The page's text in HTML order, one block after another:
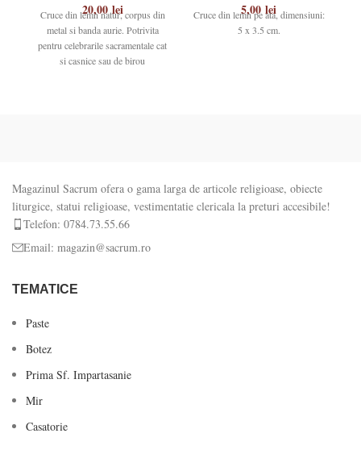
20,00lei
Cruce din lemn natur, corpus din
metal si banda aurie. Potrivita
pentru celebrarile sacramentale cat
si casnice sau de birou
5,00lei
Cruce din lemn pe ata, dimensiuni:
5 x 3.5 cm.
Magazinul Sacrum ofera o gama larga de articole religioase, obiecte
liturgice, statui religioase, vestimentatie clericala la preturi accesibile!
Telefon: 0784.73.55.66
Email: magazin@sacrum.ro
TEMATICE
Paste
Botez
Prima Sf. Impartasanie
Mir
Casatorie